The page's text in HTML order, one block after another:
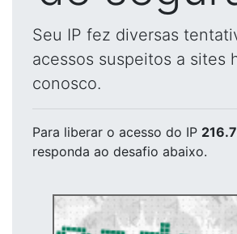
Seu IP fez diversas
acessos suspeitos a sites
conosco.
Para liberar o acesso do IP
responda ao desafio abaixo.